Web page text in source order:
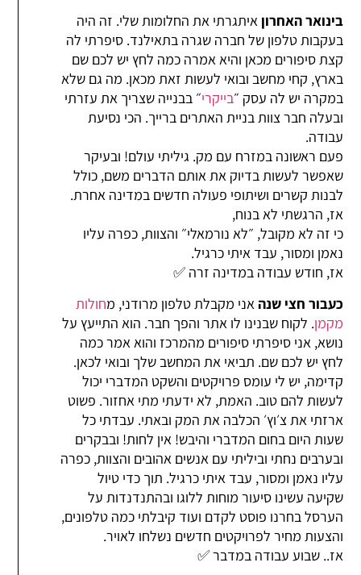
בינואר האחרוןאיתגרתי את החלומות שלי. זה היה
בעקבות טלפון של חברה שגרה בתאילנד. סיפרתי לה
קצת סיפורים מכאן והיא אמרה כמה לחץ יש לכם שם
בארץ, קחי מחשב ובואי לעשות זאת מכאן. מה גם שלא
במקרה יש לה עסק ״ בייקרי״ בבנייה שצריך את עזרתי
ובעלה חבר צוות בניית האתרים ברייך. הכי נסיעת
עבודה.
פעם ראשונה במזרח עם מק. גיליתי עולם! ובעיקר
שאפשר לעשות בדיוק את אותם הדברים משם, כולל
לבנות קשרים ושיתופי פעולה חדשים במדינה אחרת.
אז, הרגשתי לא בנוח,
כי זה לא מקובל, ״לא נורמאלי״ והצוות, כפרה עליו
נאמן ומסור, עבד איתי כרגיל.
אז, חודש עבודה במדינה זרה ✅
כעבור חצי שנהאני מקבלת טלפון מרודני, מחולות
מקמן. לקוח שבנינו לו אתר והפך חבר. הוא התייעץ על
נושא, אני סיפרתי סיפורים מהמרכז והוא אמר כמה
לחץ יש לכם שם. תביאי את המחשב שלך ובואי לכאן.
קדימה, יש לי עומס פרויקטים והשקט המדברי יכול
לעשות להם טוב. האמת, לא ידעתי מתי אחזור. פשוט
ארזתי את צ׳וץ׳ הכלבה את המק ובאתי. עבדתי כל
שעות היום בחום המדברי והיבש! אין לחות! ובבקרים
ובערבים נחתי וביליתי עם אנשים אהובים והצוות, כפרה
עליו נאמן ומסור, עבד איתי כרגיל. תוך כדי טיול
שקיעה עשינו סיעור מוחות ללוגו ובהתנדנדות על
הערסל בחרנו פוסט לקדם ועוד קיבלתי כמה טלפונים,
והצעות מחיר לפרויקטים חדשים נשלחו לאויר.
אז.. שבוע עבודה במדבר ✅